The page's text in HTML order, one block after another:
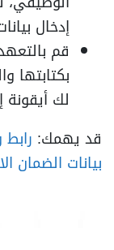
إدخال
قم
بكتابتها
لك
قد يهمك:
بيانات الضمان